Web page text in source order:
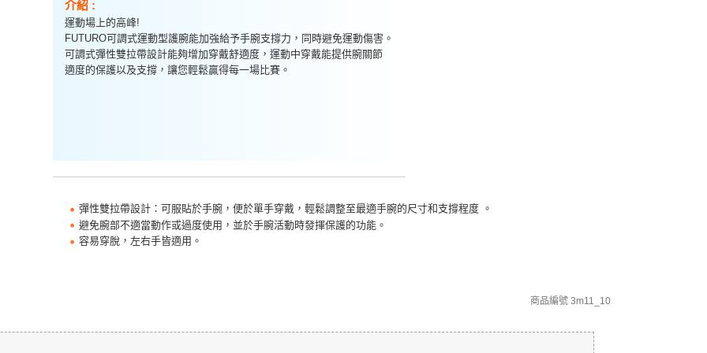
介紹 :
運動場上的高峰!
FUTURO可調式運動型護腕能加強給予手腕支撐力，同時避免運動傷害。
可調式彈性雙拉帶設計能夠增加穿戴舒適度，運動中穿戴能提供腕關節
適度的保護以及支撐，讓您輕鬆贏得每一場比賽。
彈性雙拉帶設計：可服貼於手腕，便於單手穿戴，輕鬆調整至最適手腕的尺寸和支撐程度 。
避免腕部不適當動作或過度使用，並於手腕活動時發揮保護的功能。
容易穿脫，左右手皆適用。
商品編號 3m11_10